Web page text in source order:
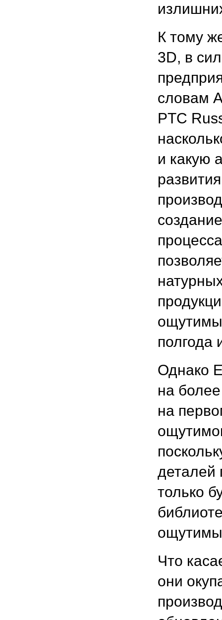
К тому
3D, в
словам
PTC
и какую
полгода
Однако
на
на
деталей
только
Что
они